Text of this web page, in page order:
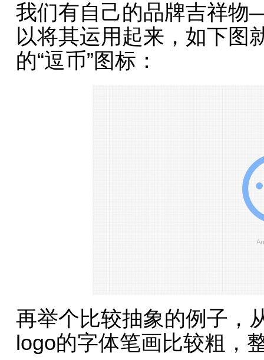
我们有自己的品牌吉祥
以将其运用起来，如下图
的“逗币”图标：
再举个比较抽象的例子，
logo的字体笔画比较粗，